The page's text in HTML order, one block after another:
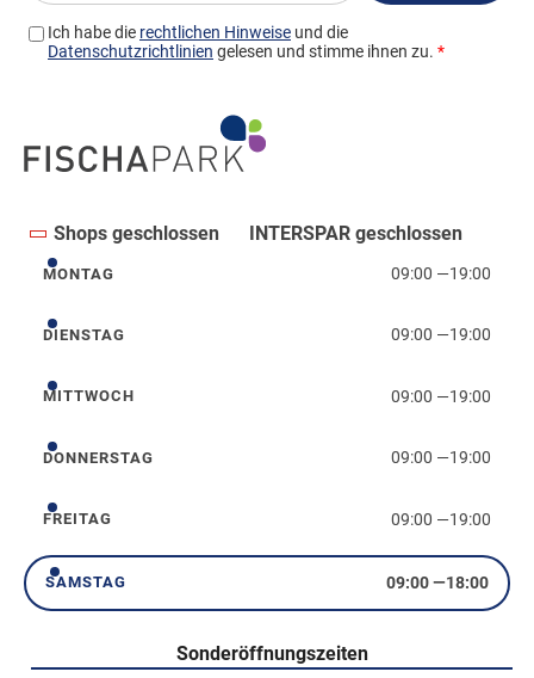
Shops geschlossen INTERSPAR geschlossen
Montag
MONTAG 09:00 —19:00
Dienstag
DIENSTAG 09:00 —19:00
Mittwoch
MITTWOCH 09:00 —19:00
Donnerstag
DONNERSTAG 09:00 —19:00
Freitag
FREITAG 09:00 —19:00
Samstag
SAMSTAG 09:00—18:00
Sonderöffnungszeiten